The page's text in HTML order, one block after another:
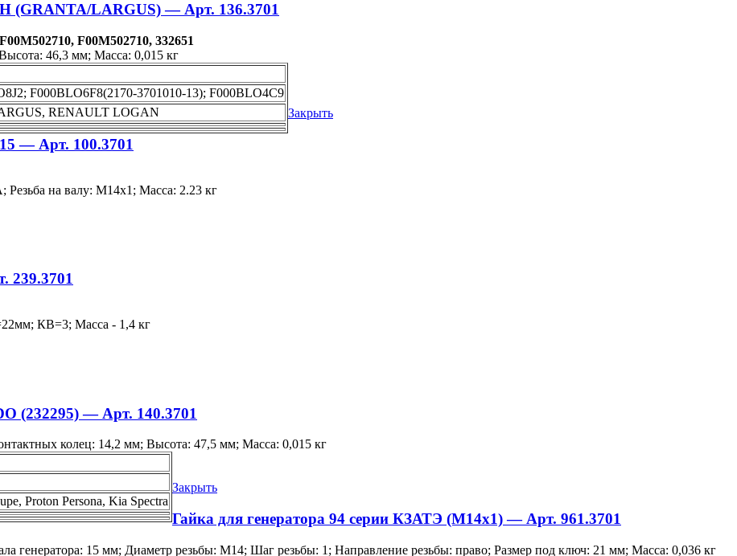
(GRANTA/LARGUS) — Арт. 136.3701
F00M502710, 332651
46,3 мм; Масса: 0,015 кг
F000BLO6F8(2170-3701010-13); F000BLO4C9
RENAULT LOGAN
Закрыть
— Арт. 100.3701
на валу: М14х1; Масса: 2.23 кг
239.3701
КВ=3; Масса - 1,4 кг
(232295) — Арт. 140.3701
колец: 14,2 мм; Высота: 47,5 мм; Масса: 0,015 кг
Proton Persona, Kia Spectra
Закрыть
Гайка для генератора 94 серии КЗАТЭ (М14х1) — Арт. 961.3701
генератора: 15 мм; Диаметр резьбы: М14; Шаг резьбы: 1; Направление резьбы: право; Размер под ключ: 21 мм; Масса: 0,036 кг